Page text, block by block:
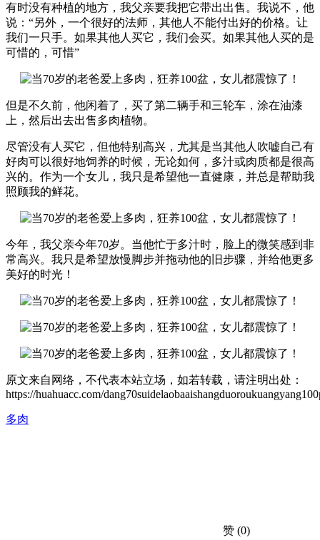
有时没有种植的地方，我父亲要我把它带出出售。我说不，他
说：“另外，一个很好的法师，其他人不能付出好的价格。让
我们一只手。如果其他人买它，我们会买。如果其他人买的是
可惜的，可惜”
但是不久前，他闲着了，买了第二辆手和三轮车，涂在油漆
上，然后出去出售多肉植物。
尽管没有人买它，但他特别高兴，尤其是当其他人吹嘘自己有
好肉可以很好地饲养的时候，无论如何，多汁或肉质都是很高
兴的。作为一个女儿，我只是希望他一直健康，并总是帮助我
照顾我的鲜花。
今年，我父亲今年70岁。当他忙于多汁时，脸上的微笑感到非
常高兴。我只是希望放慢脚步并拖动他的旧步骤，并给他更多
美好的时光！
原文来自网络，不代表本站立场，如若转载，请注明出处：
https://huahuacc.com/
多肉
赞 (0)